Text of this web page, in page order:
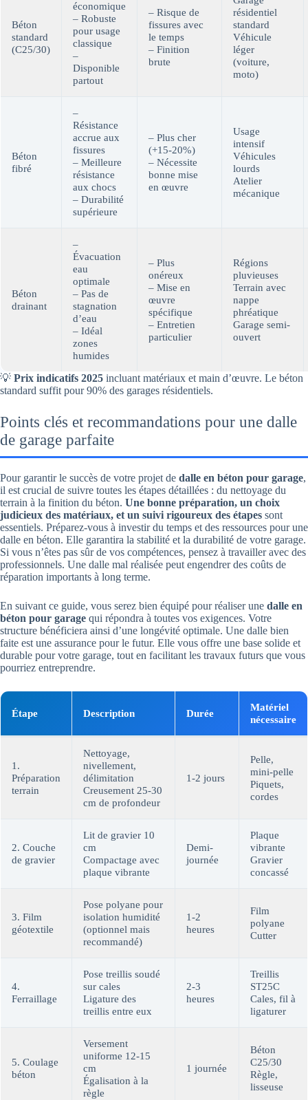
Béton
standard
(C25/30)
économique
– Robuste
pour usage
classique
–
Disponible
partout
– Risque de
fissures avec
le temps
– Finition
brute
résidentiel
standard
Véhicule
léger
(voiture,
moto)
Béton
fibré
–
Résistance
accrue aux
fissures
– Meilleure
résistance
aux chocs
– Durabilité
supérieure
– Plus cher
(+15-20%)
– Nécessite
bonne mise
en œuvre
Usage
intensif
Véhicules
lourds
Atelier
mécanique
Béton
drainant
–
Évacuation
eau
optimale
– Pas de
stagnation
d’eau
– Idéal
zones
humides
– Plus
onéreux
– Mise en
œuvre
spécifique
– Entretien
particulier
Régions
pluvieuses
Terrain avec
nappe
phréatique
Garage semi-
ouvert
💡 Prix indicatifs 2025 incluant matériaux et main d’œuvre. Le béton
standard suffit pour 90% des garages résidentiels.
Points clés et recommandations pour une dalle
de garage parfaite
Pour garantir le succès de votre projet de dalle en béton pour garage,
il est crucial de suivre toutes les étapes détaillées : du nettoyage du
terrain à la finition du béton. Une bonne préparation, un choix
judicieux des matériaux, et un suivi rigoureux des étapes sont
essentiels. Préparez-vous à investir du temps et des ressources pour une
dalle en béton. Elle garantira la stabilité et la durabilité de votre garage.
Si vous n’êtes pas sûr de vos compétences, pensez à travailler avec des
professionnels. Une dalle mal réalisée peut engendrer des coûts de
réparation importants à long terme.
En suivant ce guide, vous serez bien équipé pour réaliser une dalle en
béton pour garage qui répondra à toutes vos exigences. Votre
structure bénéficiera ainsi d’une longévité optimale. Une dalle bien
faite est une assurance pour le futur. Elle vous offre une base solide et
durable pour votre garage, tout en facilitant les travaux futurs que vous
pourriez entreprendre.
Étape Description Durée
Matériel
nécessaire
1.
Préparation
terrain
Nettoyage,
nivellement,
délimitation
Creusement 25-30
cm de profondeur
1-2 jours
Pelle,
mini-pelle
Piquets,
cordes
2. Couche
de gravier
Lit de gravier 10
cm
Compactage avec
plaque vibrante
Demi-
journée
Plaque
vibrante
Gravier
concassé
3. Film
géotextile
Pose polyane pour
isolation humidité
(optionnel mais
recommandé)
1-2
heures
Film
polyane
Cutter
4.
Ferraillage
Pose treillis soudé
sur cales
Ligature des
treillis entre eux
2-3
heures
Treillis
ST25C
Cales, fil à
ligaturer
5. Coulage
béton
Versement
uniforme 12-15
cm
Égalisation à la
règle
1 journée
Béton
C25/30
Règle,
lisseuse